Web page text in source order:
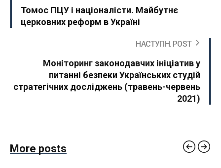
Томос ПЦУ і націоналісти. Майбутнє
церковних реформ в Україні
НАСТУПН. POST
Моніторинг законодавчих ініціатив у
питанні безпеки Українських студій
стратегічних досліджень (травень-червень
2021)
More posts